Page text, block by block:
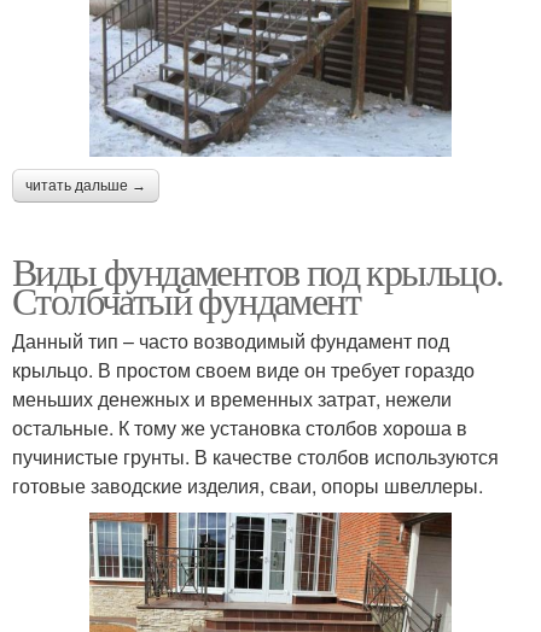
Крыльца из дерева
металлическое
крыльцо
Пристройка из крыльца Крыльцо в дом
читать дальше →
Виды фундаментов под крыльцо.
Столбчатый фундамент
Данный тип – часто возводимый фундамент под
крыльцо. В простом своем виде он требует гораздо
меньших денежных и временных затрат, нежели
остальные. К тому же установка столбов хороша в
пучинистые грунты. В качестве столбов используются
готовые заводские изделия, сваи, опоры швеллеры.